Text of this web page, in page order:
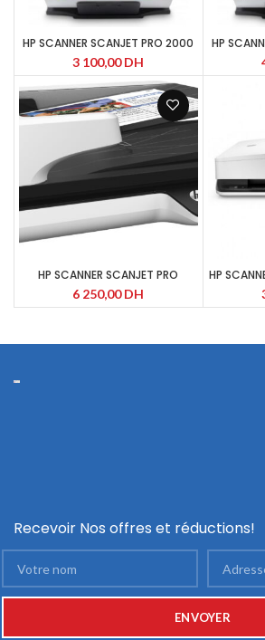
HP SCANNER SCANJET PRO 2000
3 100,00DH
HP
HP SCANNER SCANJET PRO
4500FNI
6 250,00DH
HP
Recevoir Nos offres et réductions!